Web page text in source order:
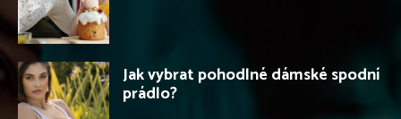
Jak vybrat pohodlné dámské spodní
prádlo?